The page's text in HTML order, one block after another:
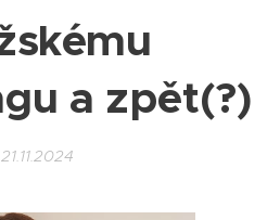
a zpět(?)
21.11.2024